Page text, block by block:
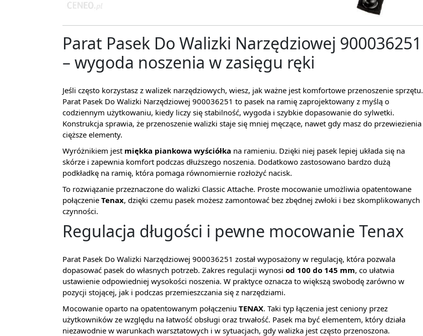
Parat Pasek Do Walizki Narzędziowej 900036251
– wygoda noszenia w zasięgu ręki
Jeśli często korzystasz z walizek narzędziowych, wiesz, jak ważne jest komfortowe przenoszenie sprzętu.
Parat Pasek Do Walizki Narzędziowej 900036251 to pasek na ramię zaprojektowany z myślą o
codziennym użytkowaniu, kiedy liczy się stabilność, wygoda i szybkie dopasowanie do sylwetki.
Konstrukcja sprawia, że przenoszenie walizki staje się mniej męczące, nawet gdy masz do przewiezienia
cięższe elementy.
Wyróżnikiem jest miękka piankowa wyściółka na ramieniu. Dzięki niej pasek lepiej układa się na
skórze i zapewnia komfort podczas dłuższego noszenia. Dodatkowo zastosowano bardzo dużą
podkładkę na ramię, która pomaga równomiernie rozłożyć nacisk.
To rozwiązanie przeznaczone do walizki Classic Attache. Proste mocowanie umożliwia opatentowane
połączenie Tenax, dzięki czemu pasek możesz zamontować bez zbędnej zwłoki i bez skomplikowanych
czynności.
Regulacja długości i pewne mocowanie Tenax
Parat Pasek Do Walizki Narzędziowej 900036251 został wyposażony w regulację, która pozwala
dopasować pasek do własnych potrzeb. Zakres regulacji wynosi od 100 do 145 mm, co ułatwia
ustawienie odpowiedniej wysokości noszenia. W praktyce oznacza to większą swobodę zarówno w
pozycji stojącej, jak i podczas przemieszczania się z narzędziami.
Mocowanie oparto na opatentowanym połączeniu TENAX. Taki typ łączenia jest ceniony przez
użytkowników ze względu na łatwość obsługi oraz trwałość. Pasek ma być elementem, który działa
niezawodnie w warunkach warsztatowych i w sytuacjach, gdy walizka jest często przenoszona.